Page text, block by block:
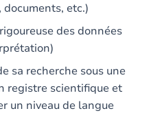
etc.)
des données
sa recherche sous une
registre scientifique et
un niveau de langue